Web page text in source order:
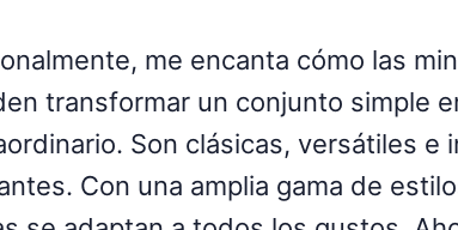
me encanta cómo las
transformar un conjunto simple
Son clásicas, versátiles e
Con una amplia gama de